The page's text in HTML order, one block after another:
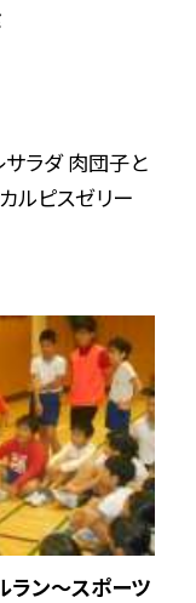
サラダ 肉団子と
ルピスゼリー
ン〜スポーツ